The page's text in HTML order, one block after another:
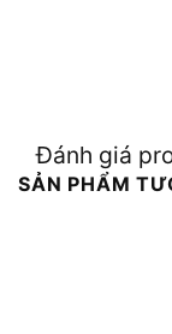
Đánh giá
SẢN PHẨM